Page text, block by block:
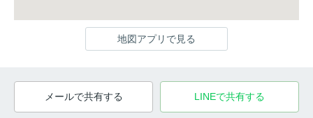
地図アプリで見る
メールで共有する LINEで共有する